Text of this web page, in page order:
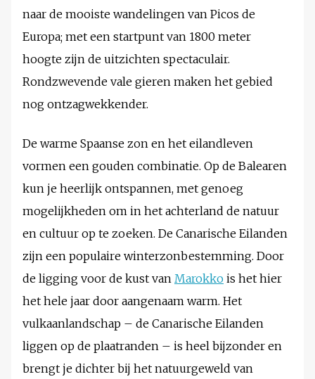
naar de mooiste wandelingen van Picos de
Europa; met een startpunt van 1800 meter
hoogte zijn de uitzichten spectaculair.
Rondzwevende vale gieren maken het gebied
nog ontzagwekkender.
De warme Spaanse zon en het eilandleven
vormen een gouden combinatie. Op de Balearen
kun je heerlijk ontspannen, met genoeg
mogelijkheden om in het achterland de natuur
en cultuur op te zoeken. De Canarische Eilanden
zijn een populaire winterzonbestemming. Door
de ligging voor de kust van Marokko is het hier
het hele jaar door aangenaam warm. Het
vulkaanlandschap – de Canarische Eilanden
liggen op de plaatranden – is heel bijzonder en
brengt je dichter bij het natuurgeweld van